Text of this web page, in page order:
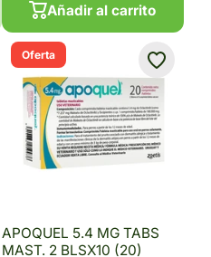
Añadir al carrito
Oferta
APOQUEL 5.4 MG TABS
MAST. 2 BLSX10 (20)